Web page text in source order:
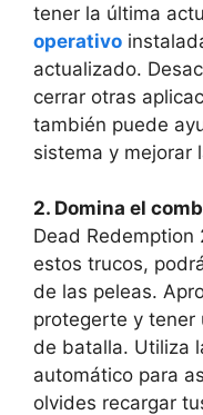
tener la última
operativo
actualizado.
cerrar otras
también puede
sistema y mejorar
2. Domina el
Dead
estos trucos,
de las peleas.
protegerte y tener
de batalla. Utiliza
automático para
olvides recargar